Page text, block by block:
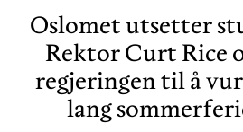
Oslomet utsetter
Rektor Curt Rice
regjeringen til å
lang